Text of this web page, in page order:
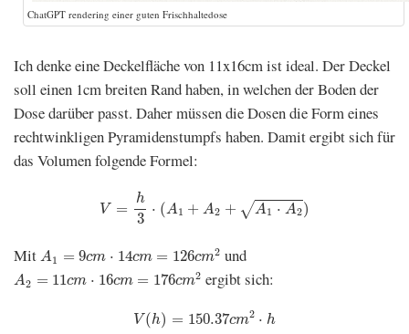
ChatGPT rendering einer guten Frischhaltedose
Ich denke eine Deckelfläche von 11x16cm ist ideal. Der Deckel
soll einen 1cm breiten Rand haben, in welchen der Boden der
Dose darüber passt. Daher müssen die Dosen die Form eines
rechtwinkligen Pyramidenstumpfs haben. Damit ergibt sich für
das Volumen folgende Formel:
V =
h
3
⋅ (A1 + A2 + √A1 ⋅ A2)
V=
Mit A1 = 9cm ⋅ 14cm = 126cm2
A cm cm m2 und
A2 = 11cm ⋅ 16cm = 176cm2
A 11cm cm m2 ergibt sich:
V (h) = 150.37cm2 ⋅ h
V (h 150.37c 2⋅